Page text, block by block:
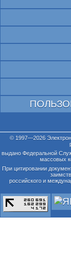
© 1997—2026
выдано Федеральной
массовых
При цитировании
российского и